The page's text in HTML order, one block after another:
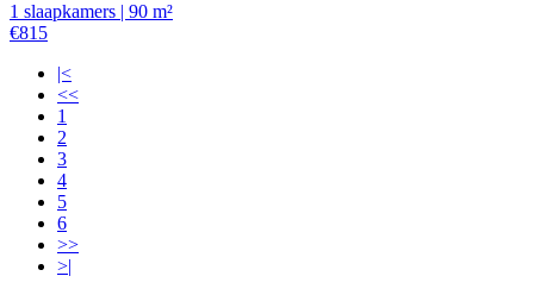
1 slaapkamers | 90 m²
€815
|<
<<
1
2
3
4
5
6
>>
>|